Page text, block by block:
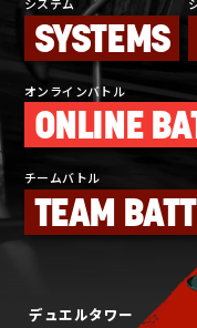
SYSTEMS
オンラインバトル
ONLINE
チームバトル
TEAM
デュエルタワー